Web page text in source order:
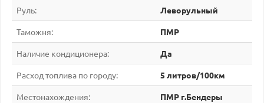
Руль: Леворульный
Таможня: ПМР
Наличие кондиционера: Да
Расход топлива по городу: 5 литров/100км
Местонахождения: ПМР г.Бендеры